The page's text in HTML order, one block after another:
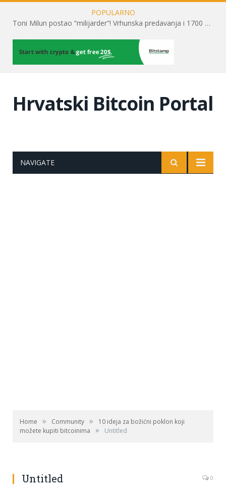
POPULARNO
Toni Milun postao “milijarder”! Vrhunska predavanja i 1700 posjetitelja obilježili su mjesec financijske pismenosti
Hrvatski Bitcoin Portal
NAVIGATE
Home » Community »
10 ideja za božićni poklon koji
možete kupiti bitcoinima
» Untitled
Untitled 0